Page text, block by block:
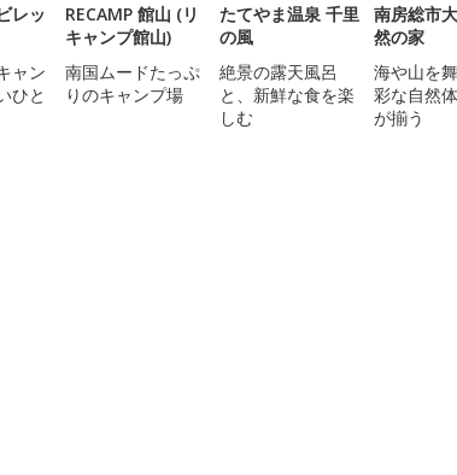
レッ
ャン
ひと
RECAMP 館山 (リ
キャンプ館山)
南国ムードたっぷ
りのキャンプ場
たてやま温泉 千里
の風
絶景の露天風呂
と、新鮮な食を楽
しむ
南房総市
然の家
海や山を
彩な自然
が揃う